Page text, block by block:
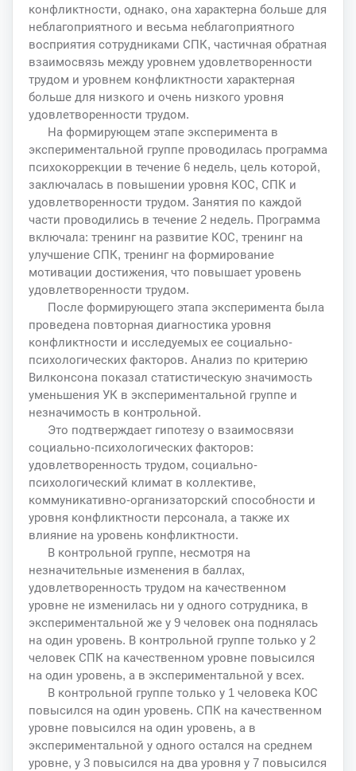
конфликтности, однако, она характерна больше для
неблагоприятного и весьма неблагоприятного
восприятия сотрудниками СПК, частичная обратная
взаимосвязь между уровнем удовлетворенности
трудом и уровнем конфликтности характерная
больше для низкого и очень низкого уровня
удовлетворенности трудом.
На формирующем этапе эксперимента в
экспериментальной группе проводилась программа
психокоррекции в течение 6 недель, цель которой,
заключалась в повышении уровня КОС, СПК и
удовлетворенности трудом. Занятия по каждой
части проводились в течение 2 недель. Программа
включала: тренинг на развитие КОС, тренинг на
улучшение СПК, тренинг на формирование
мотивации достижения, что повышает уровень
удовлетворенности трудом.
После формирующего этапа эксперимента была
проведена повторная диагностика уровня
конфликтности и исследуемых ее социально-
психологических факторов. Анализ по критерию
Вилконсона показал статистическую значимость
уменьшения УК в экспериментальной группе и
незначимость в контрольной.
Это подтверждает гипотезу о взаимосвязи
социально-психологических факторов:
удовлетворенность трудом, социально-
психологический климат в коллективе,
коммуникативно-организаторский способности и
уровня конфликтности персонала, а также их
влияние на уровень конфликтности.
В контрольной группе, несмотря на
незначительные изменения в баллах,
удовлетворенность трудом на качественном
уровне не изменилась ни у одного сотрудника, в
экспериментальной же у 9 человек она поднялась
на один уровень. В контрольной группе только у 2
человек СПК на качественном уровне повысился
на один уровень, а в экспериментальной у всех.
В контрольной группе только у 1 человека КОС
повысился на один уровень. СПК на качественном
уровне повысился на один уровень, а в
экспериментальной у одного остался на среднем
уровне, у 3 повысился на два уровня у 7 повысился